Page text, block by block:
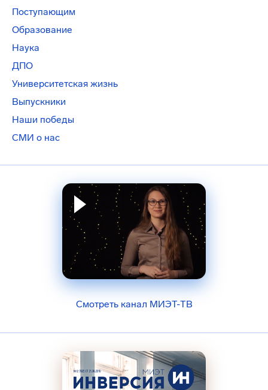
Поступающим
Образование
Наука
ДПО
Университетская жизнь
Выпускники
Наши победы
СМИ о нас
Смотреть канал МИЭТ-ТВ